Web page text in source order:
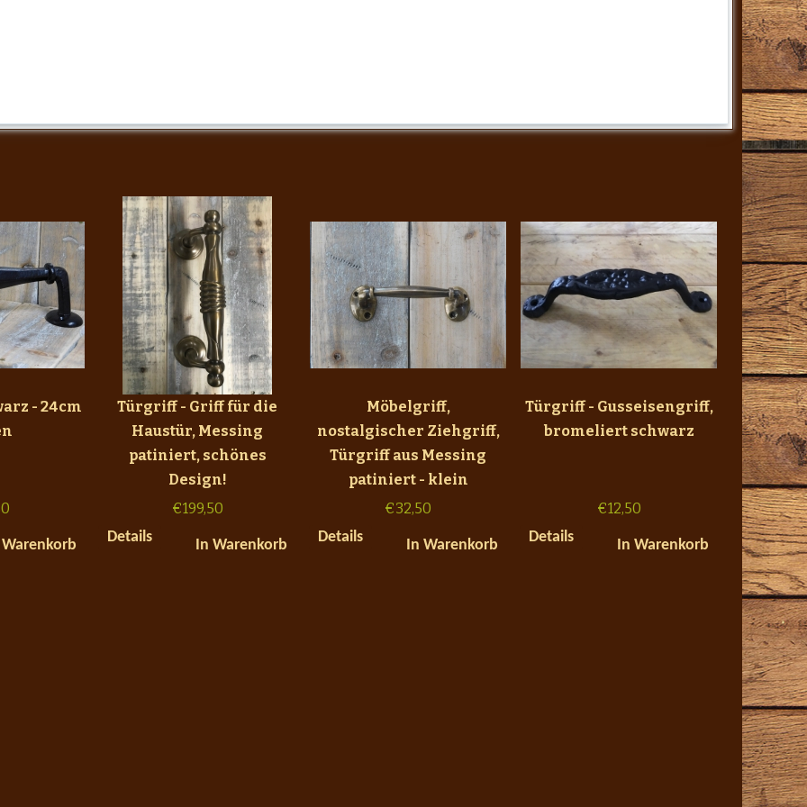
- 24cm
Türgriff - Griff für die
Haustür, Messing
patiniert, schönes
Design!
€199,50
Details
In Warenkorb
Möbelgriff,
nostalgischer Ziehgriff,
Türgriff aus Messing
patiniert - klein
€32,50
Details
In Warenkorb
Türgriff - Gusseisengriff,
bromeliert schwarz
€12,50
Details
In Warenkorb